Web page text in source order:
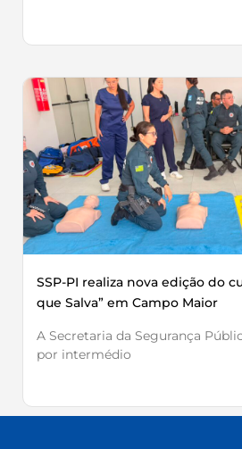
SSP-PI realiza nova edição do
que Salva” em Campo Maior
A Secretaria da Segurança
por intermédio